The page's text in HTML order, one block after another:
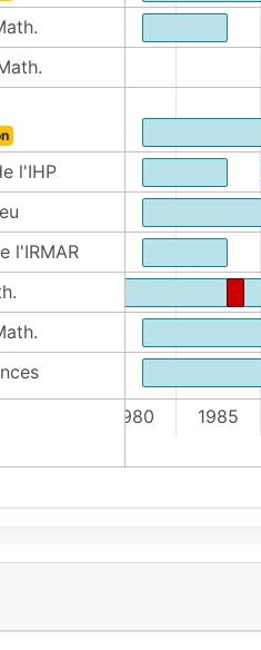
l'IHP
l'IRMAR
1980
1985